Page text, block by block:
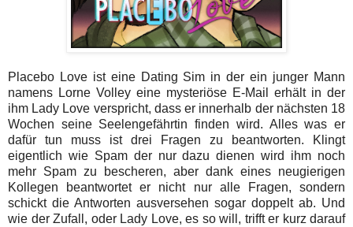
Placebo Love ist eine Dating Sim in der ein junger Mann
namens Lorne Volley eine mysteriöse E-Mail erhält in der
ihm Lady Love verspricht, dass er innerhalb der nächsten 18
Wochen seine Seelengefährtin finden wird. Alles was er
dafür tun muss ist drei Fragen zu beantworten. Klingt
eigentlich wie Spam der nur dazu dienen wird ihm noch
mehr Spam zu bescheren, aber dank eines neugierigen
Kollegen beantwortet er nicht nur alle Fragen, sondern
schickt die Antworten ausversehen sogar doppelt ab. Und
wie der Zufall, oder Lady Love, es so will, trifft er kurz darauf